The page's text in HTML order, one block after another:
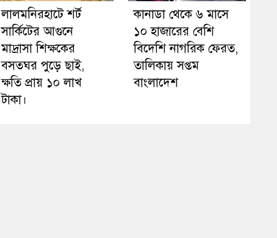
লালমনিরহাটে শর্ট
সার্কিটের আগুনে
মাদ্রাসা শিক্ষকের
বসতঘর পুড়ে ছাই,
ক্ষতি প্রায় ১০ লাখ
টাকা।
কানাডা থেকে ৬ মাসে
১০ হাজারের বেশি
বিদেশি নাগরিক ফেরত,
তালিকায় সপ্তম
বাংলাদেশ